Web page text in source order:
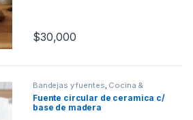
$30,000
Bandejas y fuentes, Cocina &
Comedor
Fuente circular de ceramica c/
base de madera